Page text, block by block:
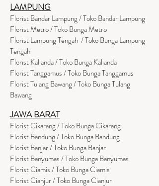
LAMPUNG
Florist Bandar Lampung / Toko Bandar Lampung
Florist Metro / Toko Bunga Metro
Florist Lampung Tengah / Toko Bunga Lampung
Tengah
Florist Kalianda / Toko Bunga Kalianda
Florist Tanggamus / Toko Bunga Tanggamus
Florist Tulang Bawang / Toko Bunga Tulang
Bawang
JAWA BARAT
Florist Cikarang/ Toko Bunga Cikarang
Florist Bandung / Toko Bunga Bandung
Florist Banjar / Toko Bunga Banjar
Florist Banyumas / Toko Bunga Banyumas
Florist Ciamis / Toko Bunga Ciamis
Florist Cianjur / Toko Bunga Cianjur